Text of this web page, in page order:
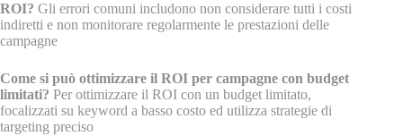
ROI? Gli errori comuni includono non considerare tutti i costi
indiretti e non monitorare regolarmente le prestazioni delle
campagne
Come si può ottimizzare il ROI per campagne con budget
limitati? Per ottimizzare il ROI con un budget limitato,
focalizzati su keyword a basso costo ed utilizza strategie di
targeting preciso